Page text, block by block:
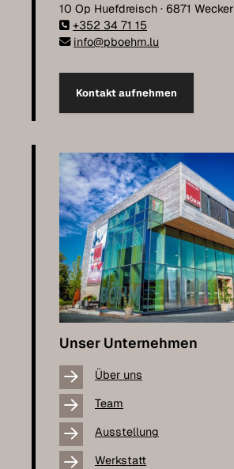
10 Op Huefdreisch · 6871 Wecker
+352 34 71 15
info@pboehm.lu
Kontakt aufnehmen
Unser Unternehmen
Über uns
Team
Ausstellung
Werkstatt